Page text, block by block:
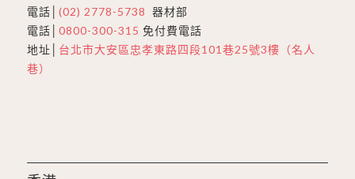
電話│ (02) 2778-5738 器材部
電話│ 0800-300-315 免付費電話
地址│ 台北市大安區忠孝東路四段101巷25號3樓（名人
巷）